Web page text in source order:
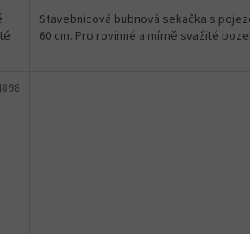
Stavebnicová bubnová sekačka s
60 cm. Pro rovinné a mírně svažité